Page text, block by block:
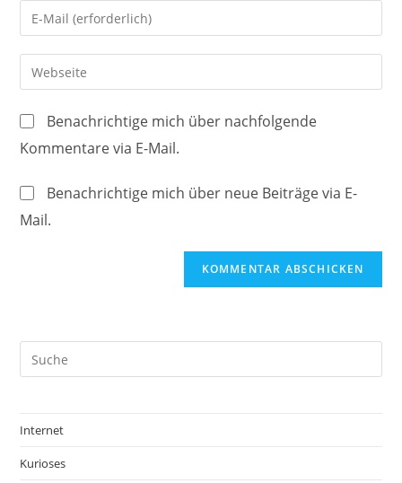
oder
Benutzernamen
zum
ein
Gib
deine
E-
Mail-
zum
Kommentieren
Gib
deine
Website-
URL
ein
Benachrichtige mich über nachfolgende
Kommentare via E-Mail.
Benachrichtige mich über neue Beiträge via E-
Mail.
Internet
Kurioses